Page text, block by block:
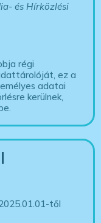
és Hírközlési
régi
ez a
adatai
kerülnek,
től